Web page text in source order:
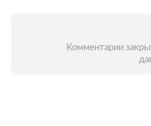
Комментарии